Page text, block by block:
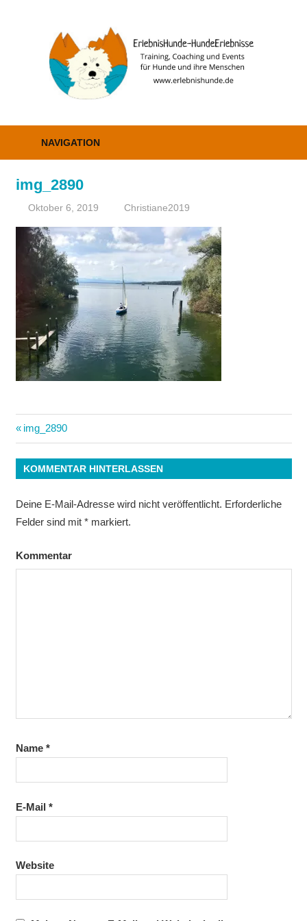
Coaching
NAVIGATION
img_2890
Oktober 6, 2019 Christiane2019
Beitrags-
Navigation
Vorheriger
Beitrag:
img_2890
KOMMENTAR HINTERLASSEN
Deine E-Mail-Adresse wird nicht veröffentlicht. Erforderliche
Felder sind mit *markiert.
Kommentar
Name *
E-Mail *
Website